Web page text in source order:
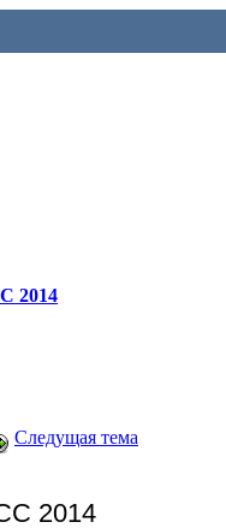
2014
Следущая тема
2014